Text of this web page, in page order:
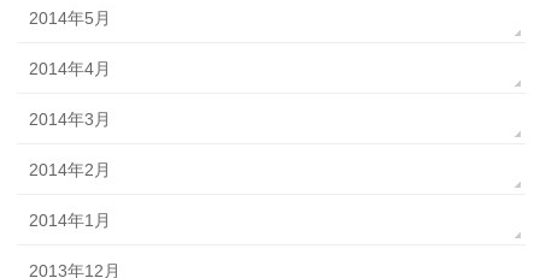
2014年5月
2014年4月
2014年3月
2014年2月
2014年1月
2013年12月